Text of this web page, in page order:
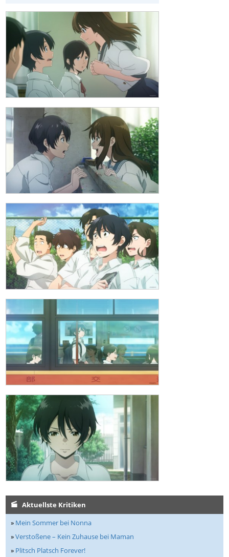
Aktuellste Kritiken
» Mein Sommer bei Nonna
»Verstoßene – Kein Zuhause bei Maman
» Plitsch Platsch Forever!